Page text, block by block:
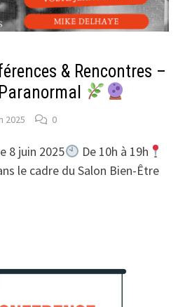
& Rencontres –
2025 0
8 juin 2025
De 10h à 19h
le cadre du Salon Bien-Être